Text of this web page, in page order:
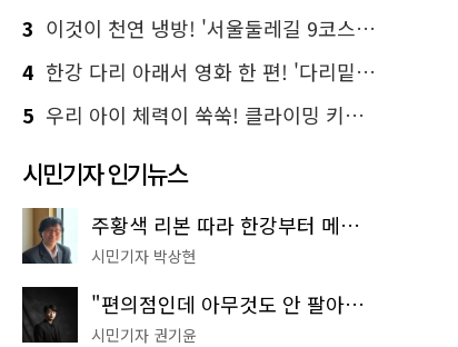
3 이것이 천연 냉방! '서울둘레길 9코스'로 숲속 피서 떠나볼까
4 한강 다리 아래서 영화 한 편! '다리밑 영화관' 무료 상영
5 우리 아이 체력이 쑥쑥! 클라이밍 키즈카페·어린이 체력장
시민기자 인기뉴스
주황색 리본 따라 한강부터 메타세쿼이아 숲길까지…서울둘레길 15코스
시민기자 박상현
"편의점인데 아무것도 안 팔아요" 서울에서 가장 특별한 편의점의 정체
시민기자 권기윤